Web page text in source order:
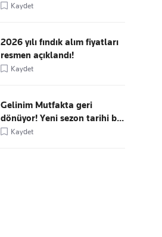
Kaydet
2026 yılı fındık alım fiyatları
resmen açıklandı!
Kaydet
Gelinim Mutfakta geri
dönüyor! Yeni sezon tarihi b...
Kaydet